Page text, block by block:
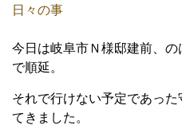
日々の事
今日は岐阜市Ｎ様邸建前、
で順延。
それで行けない予定であっ
てきました。